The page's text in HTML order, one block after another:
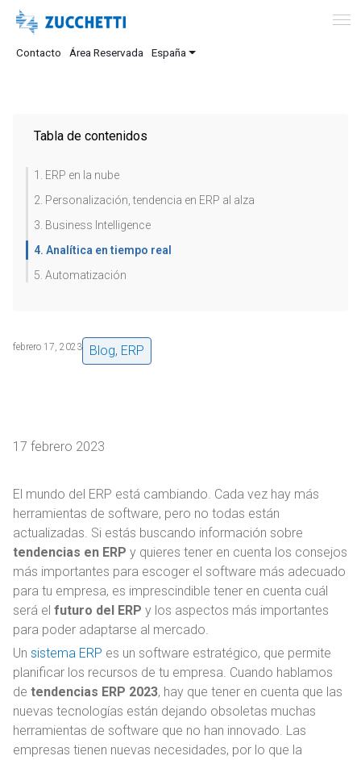
Contacto Área Reservada España
Tabla de contenidos
1. ERP en la nube
2. Personalización, tendencia en ERP al alza
3. Business Intelligence
4. Analítica en tiempo real
5. Automatización
febrero 17, 2023 Blog, ERP
17 febrero 2023
El mundo del ERP está cambiando. Cada vez hay más
herramientas de software, pero no todas están
actualizadas. Si estás buscando información sobre
tendencias en ERP y quieres tener en cuenta los consejos
más importantes para escoger el software más adecuado
para tu empresa, es imprescindible tener en cuenta cuál
será el futuro del ERP y los aspectos más importantes
para poder adaptarse al mercado.
Un sistema ERP es un software estratégico, que permite
planificar los recursos de tu empresa. Cuando hablamos
de tendencias ERP 2023, hay que tener en cuenta que las
nuevas tecnologías están dejando obsoletas muchas
herramientas de software que no han innovado. Las
empresas tienen nuevas necesidades, por lo que la